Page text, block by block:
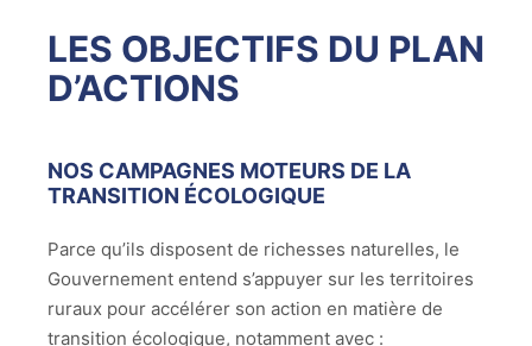
LES OBJECTIFS DU PLAN
D’ACTIONS
NOS CAMPAGNES MOTEURS DE LA
TRANSITION ÉCOLOGIQUE
Parce qu’ils disposent de richesses naturelles, le
Gouvernement entend s’appuyer sur les territoires
ruraux pour accélérer son action en matière de
transition écologique, notamment avec :